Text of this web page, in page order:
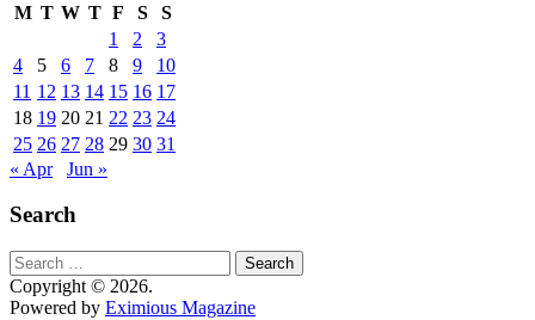
M T W T F S
S
1
2
3
4
5 6 7 8 9
10
11 12 13 14 15 16 17
18 19 20 21 22 23 24
25 26 27 28 29 30 31
« Apr
Jun »
Search
Search
for:
Copyright © 2026.
Powered by Eximious Magazine